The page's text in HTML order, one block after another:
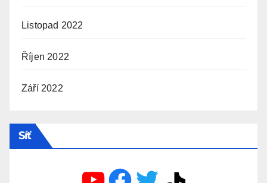
Listopad 2022
Říjen 2022
Září 2022
Síť